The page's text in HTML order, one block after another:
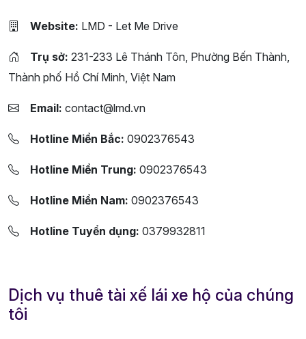
Website: LMD - Let Me Drive
Trụ sở: 231-233 Lê Thánh Tôn, Phường Bến Thành,
Thành phố Hồ Chí Minh, Việt Nam
Email: contact@lmd.vn
Hotline Miền Bắc: 0902376543
Hotline Miền Trung: 0902376543
Hotline Miền Nam: 0902376543
Hotline Tuyển dụng: 0379932811
Dịch vụ thuê tài xế lái xe hộ của chúng
tôi